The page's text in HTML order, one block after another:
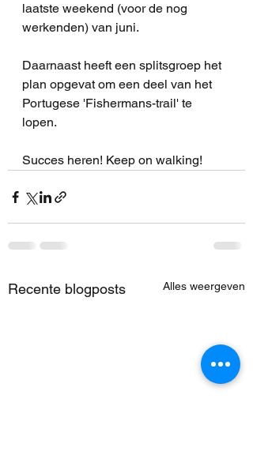
laatste weekend (voor de nog
werkenden) van juni.
Daarnaast heeft een splitsgroep het
plan opgevat om een deel van het
Portugese 'Fishermans-trail' te
lopen.
Succes heren! Keep on walking!
Recente blogposts Alles weergeven